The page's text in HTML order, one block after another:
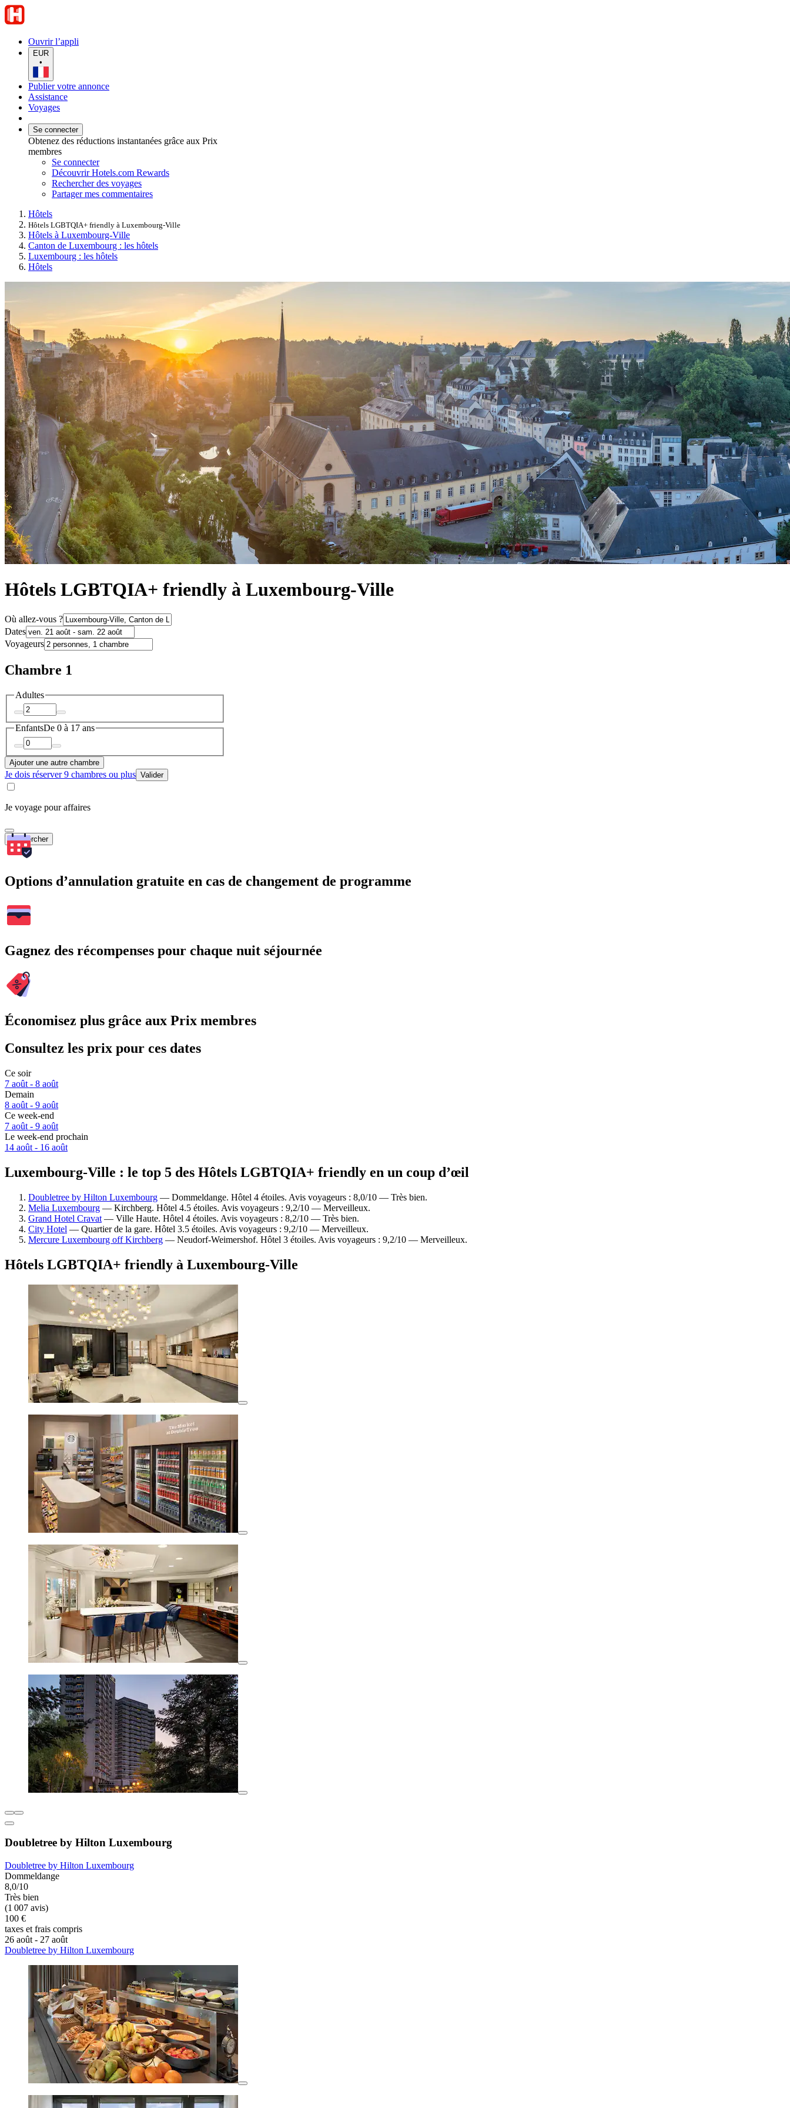
Ouvrir l’appli
EUR
•
Publier votre annonce
Assistance
Voyages
Se connecter
Obtenez des réductions instantanées grâce aux Prix
membres
Se connecter
Découvrir Hotels.com Rewards
Rechercher des voyages
Partager mes commentaires
Hôtels
Hôtels LGBTQIA+ friendly à Luxembourg-Ville
Hôtels à Luxembourg-Ville
Canton de Luxembourg : les hôtels
Luxembourg : les hôtels
Hôtels
Hôtels LGBTQIA+ friendly à Luxembourg-Ville
Où allez-vous ?
Dates
Voyageurs
Chambre 1
Adultes
EnfantsDe 0 à 17 ans
Ajouter une autre chambre
Je dois réserver 9 chambres ou plus Valider
Je voyage pour affaires
Rechercher
Options d’annulation gratuite en cas de changement de programme
Gagnez des récompenses pour chaque nuit séjournée
Économisez plus grâce aux Prix membres
Consultez les prix pour ces dates
Ce soir
7 août - 8 août
Demain
8 août - 9 août
Ce week-end
7 août - 9 août
Le week-end prochain
14 août - 16 août
Luxembourg-Ville : le top 5 des Hôtels LGBTQIA+ friendly en un coup d’œil
Doubletree by Hilton Luxembourg — Dommeldange. Hôtel 4 étoiles. Avis voyageurs : 8,0/10 — Très bien.
Melia Luxembourg — Kirchberg. Hôtel 4.5 étoiles. Avis voyageurs : 9,2/10 — Merveilleux.
Grand Hotel Cravat — Ville Haute. Hôtel 4 étoiles. Avis voyageurs : 8,2/10 — Très bien.
City Hotel — Quartier de la gare. Hôtel 3.5 étoiles. Avis voyageurs : 9,2/10 — Merveilleux.
Mercure Luxembourg off Kirchberg — Neudorf-Weimershof. Hôtel 3 étoiles. Avis voyageurs : 9,2/10 — Merveilleux.
Hôtels LGBTQIA+ friendly à Luxembourg-Ville
Doubletree by Hilton Luxembourg
Doubletree by Hilton Luxembourg
Dommeldange
8,0/10
Très bien
(1 007 avis)
100 €
taxes et frais compris
26 août - 27 août
Doubletree by Hilton Luxembourg